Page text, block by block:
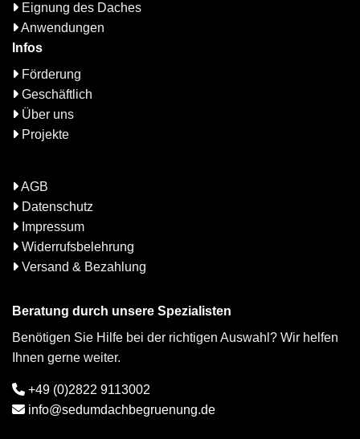
Eignung des Daches
Anwendungen
Infos
Förderung
Geschäftlich
Über uns
Projekte
AGB
Datenschutz
Impressum
Widerrufsbelehrung
Versand & Bezahlung
Beratung durch unsere Spezialisten
Benötigen Sie Hilfe bei der richtigen Auswahl? Wir helfen
Ihnen gerne weiter.
+49 (0)2822 9113002
info@sedumdachbegruenung.de